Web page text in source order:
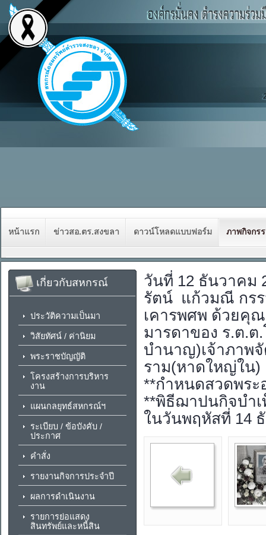
หน้าแรก ข่าวสอ.ตร.สงขลา ดาวน์โหลดแบบฟอร์ม ภาพกิจกร
วันที่ 12 ธันวาคม
รัตน์ แก้วมณี กรร
เคารพศพ ด้วยคุ
มารดาของ ร.ต.ต
บำนาญ)เจ้าภาพ
ราม(หาดใหญ่ใน)
**กำหนดสวดพระ
**พิธีฌาปนกิจบ
ในวันพฤหัสที่ 14
เกี่ยวกับสหกรณ์
ประวัติความเป็นมา
วิสัยทัศน์ / ค่านิยม
พระราชบัญญัติ
โครงสร้างการบริหาร
งาน
แผนกลยุทธ์สหกรณ์ฯ
ระเบียบ / ข้อบังคับ /
ประกาศ
คำสั่ง
รายงานกิจการประจำปี
ผลการดำเนินงาน
รายการย่อแสดง
สินทรัพย์และหนี้สิน